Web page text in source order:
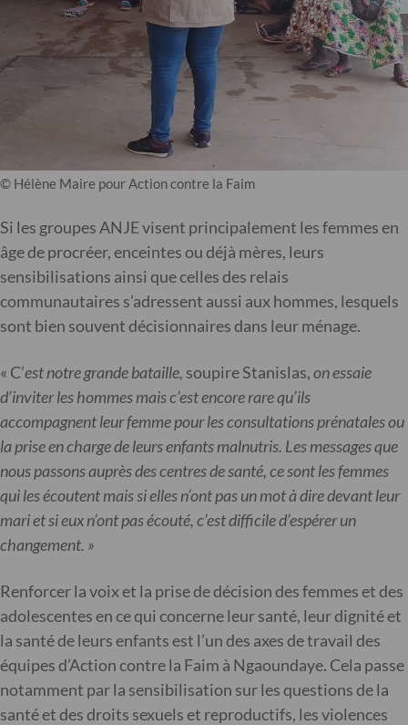
© Hélène Maire pour Action contre la Faim
Si les groupes ANJE visent principalement les femmes en
âge de procréer, enceintes ou déjà mères, leurs
sensibilisations ainsi que celles des relais
communautaires s’adressent aussi aux hommes, lesquels
sont bien souvent décisionnaires dans leur ménage.
« C’est notre grande bataille, soupire Stanislas,on essaie
d’inviter les hommes mais c’est encore rare qu’ils
accompagnent leur femme pour les consultations prénatales ou
la prise en charge de leurs enfants malnutris. Les messages que
nous passons auprès des centres de santé, ce sont les femmes
qui les écoutent mais si elles n’ont pas un mot à dire devant leur
mari et si eux n’ont pas écouté, c’est difficile d’espérer un
changement. »
Renforcer la voix et la prise de décision des femmes et des
adolescentes en ce qui concerne leur santé, leur dignité et
la santé de leurs enfants est l’un des axes de travail des
équipes d’Action contre la Faim à Ngaoundaye. Cela passe
notamment par la sensibilisation sur les questions de la
santé et des droits sexuels et reproductifs, les violences